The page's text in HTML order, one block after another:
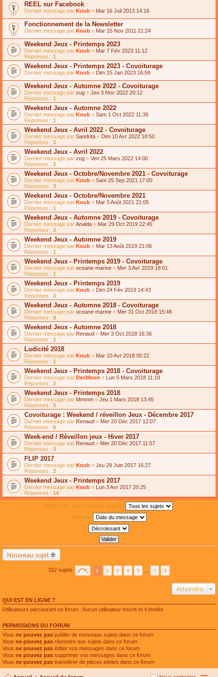
REEL sur Facebook
Dernier message par Koub « Mar 16 Juil 2013 14:16
Fonctionnement de la Newsletter
Dernier message par Koub « Mar 15 Nov 2011 21:24
Weekend Jeux - Printemps 2023
Dernier message par Koub « Mar 7 Fév 2023 11:12
Réponses : 1
Weekend Jeux - Printemps 2023 - Covoiturage
Dernier message par Koub « Dim 15 Jan 2023 16:59
Weekend Jeux - Automne 2022 - Covoiturage
Dernier message par zug « Jeu 3 Nov 2022 20:12
Réponses : 1
Weekend Jeux - Automne 2022
Dernier message par Koub « Sam 1 Oct 2022 11:36
Réponses : 1
Weekend Jeux - Avril 2022 - Covoiturage
Dernier message par Sandrita « Dim 10 Avr 2022 18:50
Réponses : 3
Weekend Jeux - Avril 2022
Dernier message par zug « Ven 25 Mars 2022 14:00
Réponses : 2
Weekend Jeux - Octobre/Novembre 2021 - Covoiturage
Dernier message par Koub « Sam 25 Sep 2021 17:00
Réponses : 3
Weekend Jeux - Octobre/Novembre 2021
Dernier message par Koub « Mar 3 Août 2021 21:05
Réponses : 1
Weekend Jeux - Automne 2019 - Covoiturage
Dernier message par Analda « Mar 29 Oct 2019 22:45
Réponses : 2
Weekend Jeux - Automne 2019
Dernier message par Koub « Mar 13 Août 2019 21:06
Réponses : 1
Weekend Jeux - Printemps 2019 - Covoiturage
Dernier message par oceane-marine « Mer 3 Avr 2019 18:01
Réponses : 1
Weekend Jeux - Printemps 2019
Dernier message par Koub « Dim 24 Fév 2019 14:43
Réponses : 3
Weekend Jeux - Automne 2018 - Covoiturage
Dernier message par oceane-marine « Mer 31 Oct 2018 15:48
Réponses : 8
Weekend Jeux - Automne 2018
Dernier message par Renaud « Mer 3 Oct 2018 16:36
Réponses : 2
Ludicité 2018
Dernier message par Koub « Mar 10 Avr 2018 00:22
Réponses : 1
Weekend Jeux - Printemps 2018 - Covoiturage
Dernier message par DecMoon « Lun 5 Mars 2018 11:18
Réponses : 2
Weekend Jeux - Printemps 2018
Dernier message par Mmmm « Jeu 1 Mars 2018 13:45
Réponses : 5
Covoiturage : Weekend / réveillon Jeux - Décembre 2017
Dernier message par Renaud « Mer 20 Déc 2017 12:07
Réponses : 6
Week-end / Réveillon jeux - Hiver 2017
Dernier message par Renaud « Mer 20 Déc 2017 11:57
Réponses : 3
FLIP 2017
Dernier message par Koub « Jeu 29 Juin 2017 16:27
Réponses : 2
Weekend Jeux - Printemps 2017
Dernier message par Koub « Lun 3 Avr 2017 20:25
Réponses : 14
Afficher les sujets publiés depuis :
Trier par
Nouveau sujet
152 sujets 1 2 3 4 5 7
Atteindre
QUI EST EN LIGNE ?
Utilisateurs parcourant ce forum : Aucun utilisateur inscrit et 4 invités
PERMISSIONS DU FORUM
Vous ne pouvez pas publier de nouveaux sujets dans ce forum
Vous ne pouvez pas répondre aux sujets dans ce forum
Vous ne pouvez pas éditer vos messages dans ce forum
Vous ne pouvez pas supprimer vos messages dans ce forum
Vous ne pouvez pas transférer de pièces jointes dans ce forum